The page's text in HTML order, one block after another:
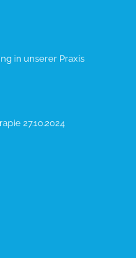
in unserer Praxis
27.10.2024